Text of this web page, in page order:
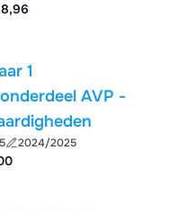
1
AVP -
2024/2025